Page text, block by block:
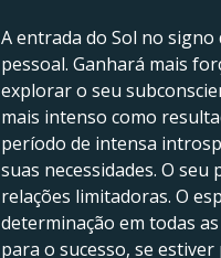
A entrada do Sol no
pessoal. Ganhará mais
explorar o seu
mais intenso como
período de intensa
suas necessidades. O
relações limitadoras. O
determinação em todas
para o sucesso, se